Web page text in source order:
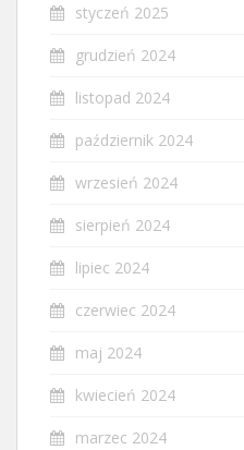
styczeń 2025
grudzień 2024
listopad 2024
październik 2024
wrzesień 2024
sierpień 2024
lipiec 2024
czerwiec 2024
maj 2024
kwiecień 2024
marzec 2024